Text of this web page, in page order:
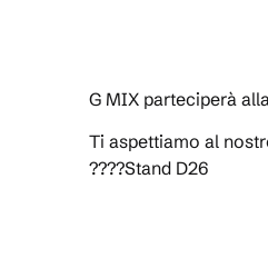
G MIX parteciperà
Ti aspettiamo al
????Stand D26